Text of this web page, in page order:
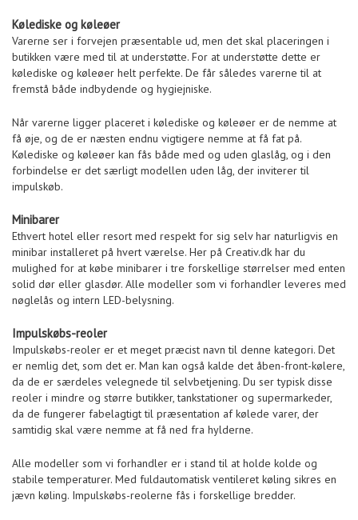
Kølediske og køleøer
Varerne ser i forvejen præsentable ud, men det skal placeringen i
butikken være med til at understøtte. For at understøtte dette er
kølediske og køleøer helt perfekte. De får således varerne til at
fremstå både indbydende og hygiejniske.
Når varerne ligger placeret i kølediske og køleøer er de nemme at
få øje, og de er næsten endnu vigtigere nemme at få fat på.
Kølediske og køleøer kan fås både med og uden glaslåg, og i den
forbindelse er det særligt modellen uden låg, der inviterer til
impulskøb.
Minibarer
Ethvert hotel eller resort med respekt for sig selv har naturligvis en
minibar installeret på hvert værelse. Her på Creativ.dk har du
mulighed for at købe minibarer i tre forskellige størrelser med enten
solid dør eller glasdør. Alle modeller som vi forhandler leveres med
nøglelås og intern LED-belysning.
Impulskøbs-reoler
Impulskøbs-reoler er et meget præcist navn til denne kategori. Det
er nemlig det, som det er. Man kan også kalde det åben-front-kølere,
da de er særdeles velegnede til selvbetjening. Du ser typisk disse
reoler i mindre og større butikker, tankstationer og supermarkeder,
da de fungerer fabelagtigt til præsentation af kølede varer, der
samtidig skal være nemme at få ned fra hylderne.
Alle modeller som vi forhandler er i stand til at holde kolde og
stabile temperaturer. Med fuldautomatisk ventileret køling sikres en
jævn køling. Impulskøbs-reolerne fås i forskellige bredder.